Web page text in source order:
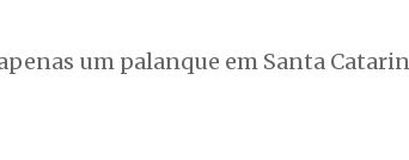
um palanque em Santa